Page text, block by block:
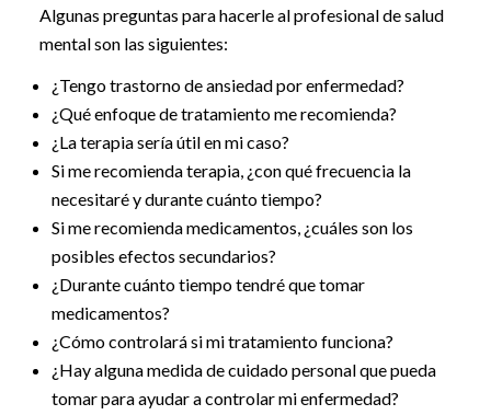
Algunas preguntas para hacerle al profesional de salud
mental son las siguientes:
¿Tengo trastorno de ansiedad por enfermedad?
¿Qué enfoque de tratamiento me recomienda?
¿La terapia sería útil en mi caso?
Si me recomienda terapia, ¿con qué frecuencia la
necesitaré y durante cuánto tiempo?
Si me recomienda medicamentos, ¿cuáles son los
posibles efectos secundarios?
¿Durante cuánto tiempo tendré que tomar
medicamentos?
¿Cómo controlará si mi tratamiento funciona?
¿Hay alguna medida de cuidado personal que pueda
tomar para ayudar a controlar mi enfermedad?